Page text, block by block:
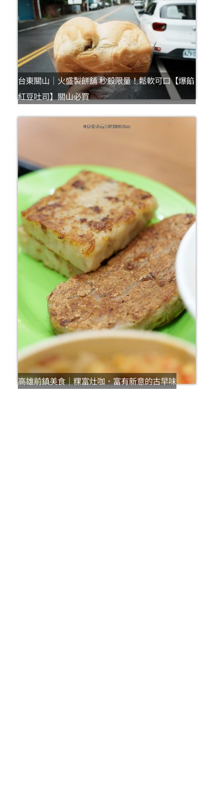
台東關山｜火盛製餅舖 秒殺限量！鬆軟可口【爆餡
紅豆吐司】關山必買
高雄前鎮美食｜粿富灶咖．富有新意的古早味